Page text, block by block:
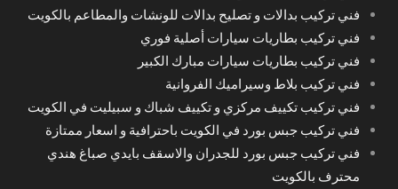
فني تركيب بدالات و تصليح بدالات للونشات والمطاعم بالكويت
فني تركيب بطاريات سيارات أصلية فوري
فني تركيب بطاريات سيارات مبارك الكبير
فني تركيب بلاط وسيراميك الفروانية
فني تركيب تكييف مركزي و تكييف شباك و سبيليت في الكويت
فني تركيب جبس بورد في الكويت باحترافية و اسعار ممتازة
فني تركيب جبس بورد للجدران والاسقف بايدي صباغ هندي
محترف بالكويت